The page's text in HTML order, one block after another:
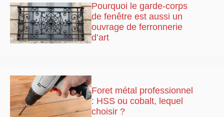
Pourquoi le garde-corps
de fenêtre est aussi un
ouvrage de ferronnerie
d’art
Foret métal professionnel
: HSS ou cobalt, lequel
choisir ?